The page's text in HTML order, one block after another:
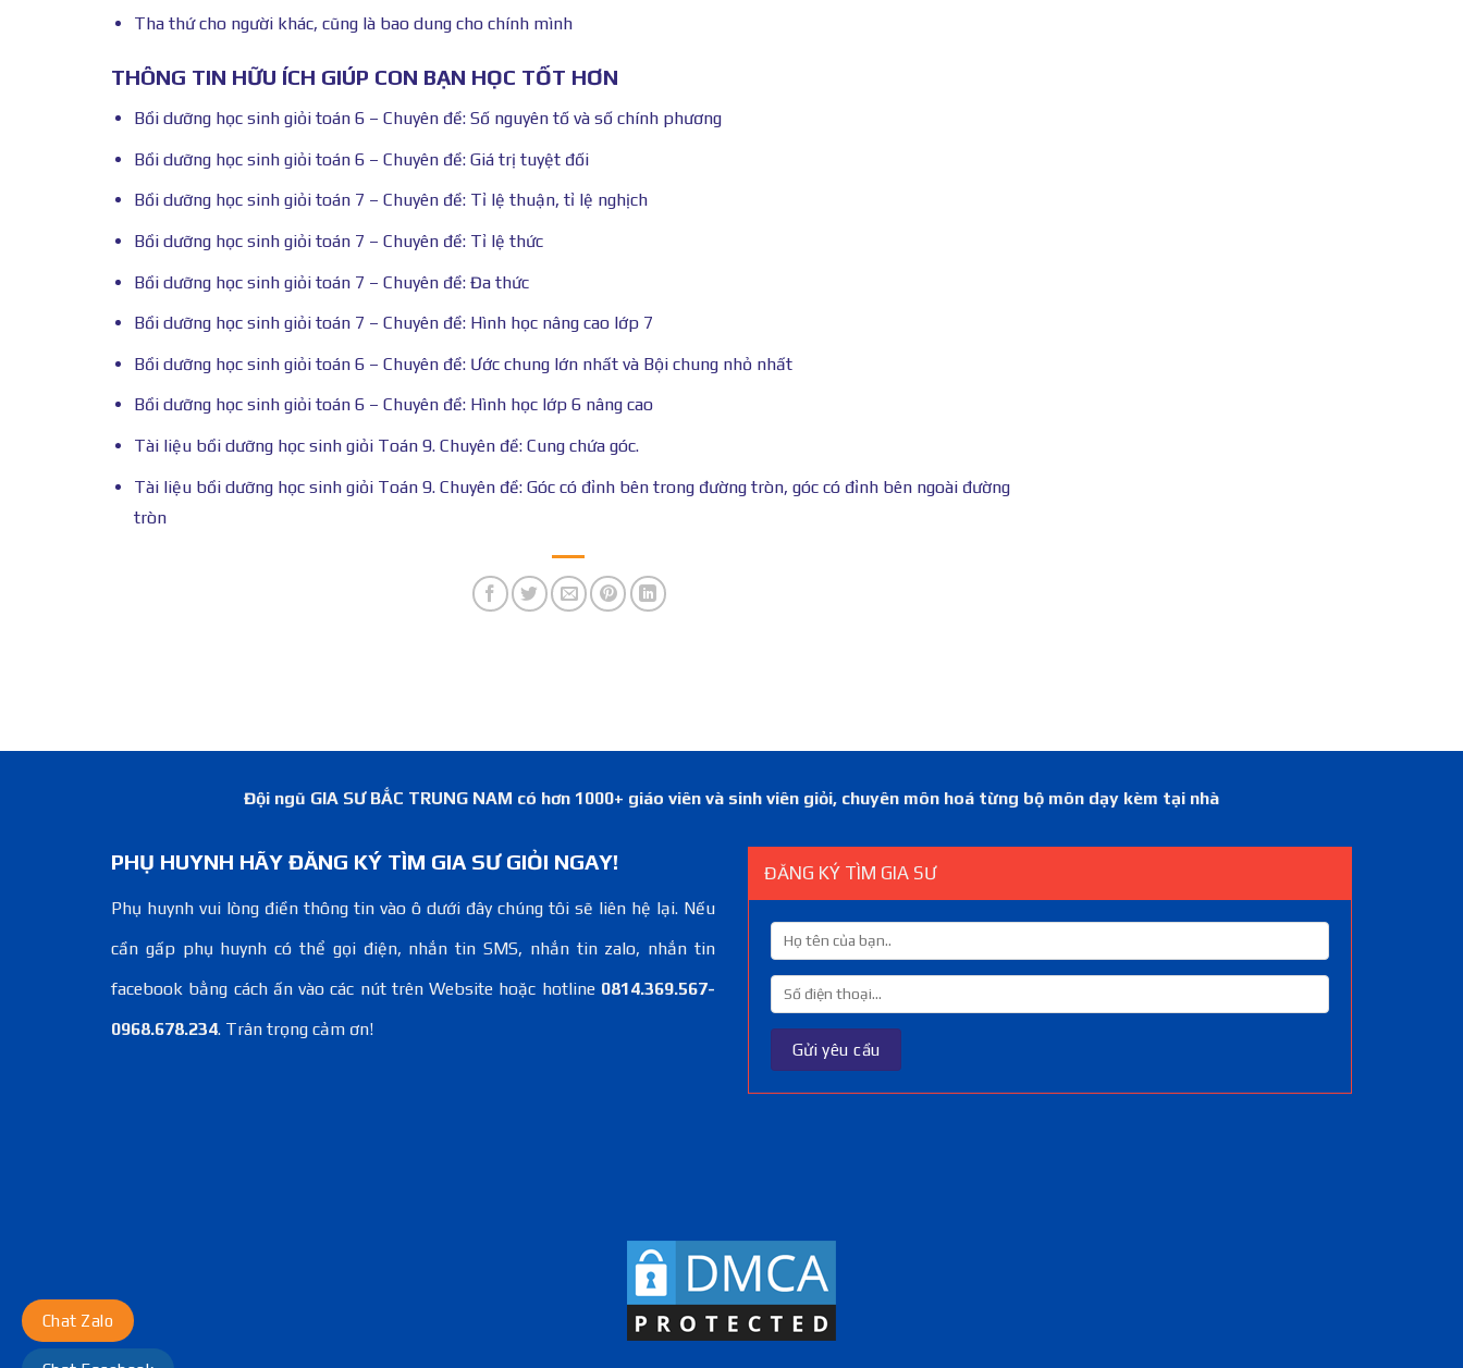
Tha thứ cho người khác, cũng là bao dung cho chính mình
THÔNG TIN HỮU ÍCH GIÚP CON BẠN HỌC TỐT HƠN
Bồi dưỡng học sinh giỏi toán 6 – Chuyên đề: Số nguyên tố và số chính phương
Bồi dưỡng học sinh giỏi toán 6 – Chuyên đề: Giá trị tuyệt đối
Bồi dưỡng học sinh giỏi toán 7 – Chuyên đề: Tỉ lệ thuận, tỉ lệ nghịch
Bồi dưỡng học sinh giỏi toán 7 – Chuyên đề: Tỉ lệ thức
Bồi dưỡng học sinh giỏi toán 7 – Chuyên đề: Đa thức
Bồi dưỡng học sinh giỏi toán 7 – Chuyên đề: Hình học nâng cao lớp 7
Bồi dưỡng học sinh giỏi toán 6 – Chuyên đề: Ước chung lớn nhất và Bội chung nhỏ nhất
Bồi dưỡng học sinh giỏi toán 6 – Chuyên đề: Hình học lớp 6 nâng cao
Tài liệu bồi dưỡng học sinh giỏi Toán 9. Chuyên đề: Cung chứa góc.
Tài liệu bồi dưỡng học sinh giỏi Toán 9. Chuyên đề: Góc có đỉnh bên trong đường tròn, góc có đỉnh bên ngoài đường
tròn
Đội ngũ GIA SƯ BẮC TRUNG NAM có hơn 1000+ giáo viên và sinh viên giỏi, chuyên môn hoá từng bộ môn dạy kèm tại nhà
PHỤ HUYNH HÃY ĐĂNG KÝ TÌM GIA SƯ GIỎI NGAY!
Phụ huynh vui lòng điền thông tin vào ô dưới đây chúng tôi sẽ liên hệ lại. Nếu
cần gấp phụ huynh có thể gọi điện, nhắn tin SMS, nhắn tin zalo, nhắn tin
facebook bằng cách ấn vào các nút trên Website hoặc hotline 0814.369.567-
0968.678.234. Trân trọng cảm ơn!
ĐĂNG KÝ TÌM GIA SƯ
Chat Zalo